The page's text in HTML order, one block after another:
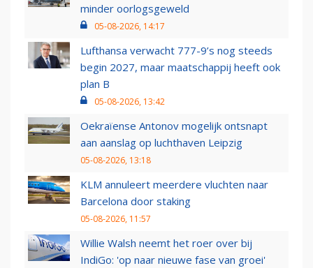
minder oorlogsgeweld
05-08-2026, 14:17
Lufthansa verwacht 777-9’s nog steeds
begin 2027, maar maatschappij heeft ook
plan B
05-08-2026, 13:42
Oekraïense Antonov mogelijk ontsnapt
aan aanslag op luchthaven Leipzig
05-08-2026, 13:18
KLM annuleert meerdere vluchten naar
Barcelona door staking
05-08-2026, 11:57
Willie Walsh neemt het roer over bij
IndiGo: 'op naar nieuwe fase van groei'